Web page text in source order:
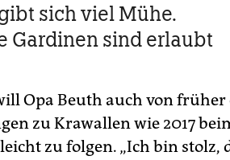
sich viel Mühe.
Gardinen sind erlaubt
Opa Beuth auch von früher
zu Krawallen wie 2017
zu folgen. „Ich bin stolz,